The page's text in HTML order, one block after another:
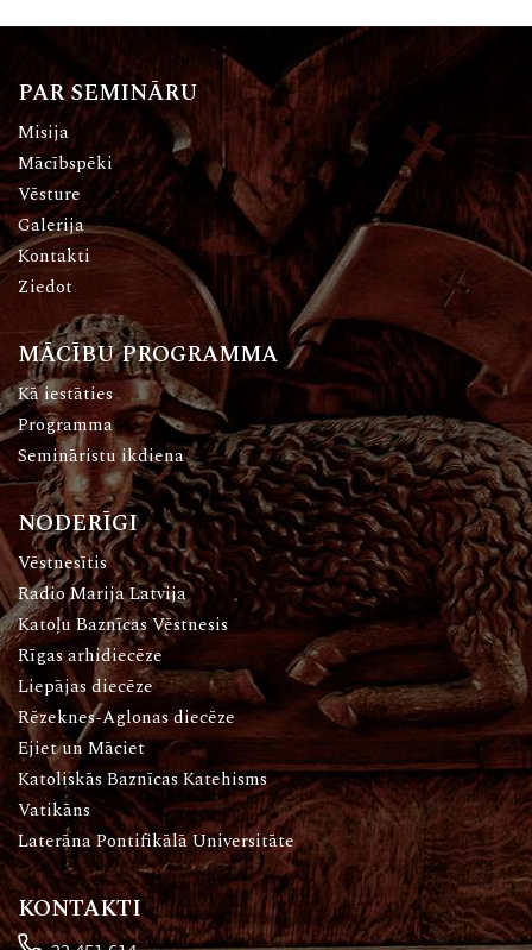
PAR SEMINĀRU
Misija
Mācībspēki
Vēsture
Galerija
Kontakti
Ziedot
MĀCĪBU PROGRAMMA
Kā iestāties
Programma
Semināristu ikdiena
NODERĪGI
Vēstnesītis
Radio Marija Latvija
Katoļu Baznīcas Vēstnesis
Rīgas arhidiecēze
Liepājas diecēze
Rēzeknes-Aglonas diecēze
Ejiet un Māciet
Katoliskās Baznīcas Katehisms
Vatikāns
Laterāna Pontifikālā Universitāte
KONTAKTI